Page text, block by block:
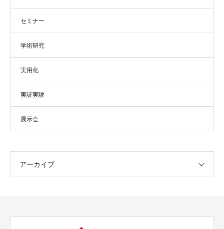
セミナー
学術研究
実用化
実証実験
展示会
アーカイブ